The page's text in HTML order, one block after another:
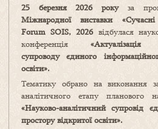
25 березня 2026 рокуза
Міжнародної виставки
Forum SOIS,2026відбулася
конференція «Актуалізація
супроводу єдиного
освіти».
Тематику обрано на виконання
аналітичного етапу планового
«Науково-аналітичний супровід
простору відкритої освіти».